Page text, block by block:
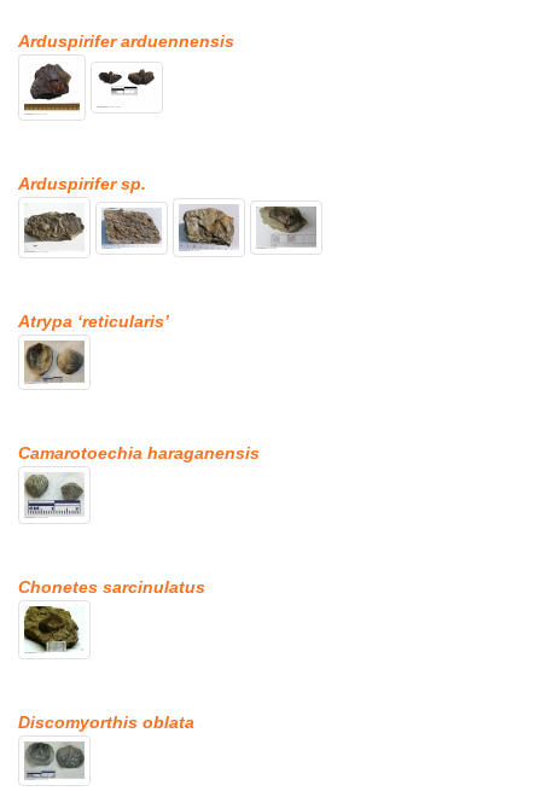
Arduspirifer arduennensis
Arduspirifer sp.
Atrypa ‘reticularis’
Camarotoechia haraganensis
Chonetes sarcinulatus
Discomyorthis oblata